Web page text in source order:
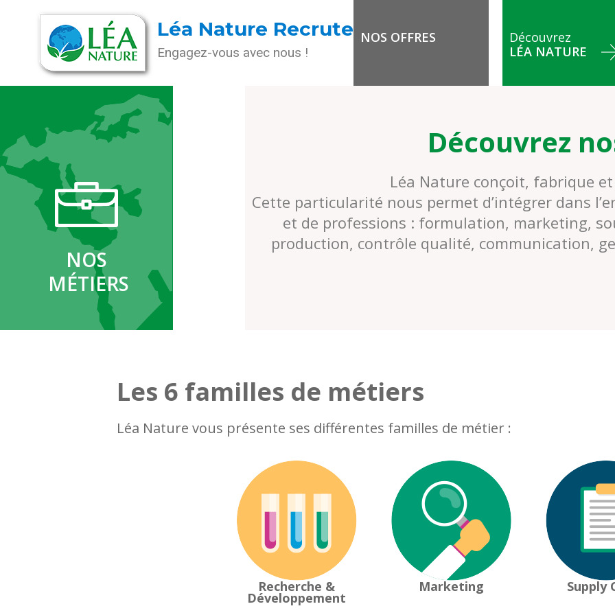
Léa Nature Recrute
Engagez-vous avec nous !
NOS OFFRES
Découvrez
LÉA NATURE
NOS
MÉTIERS
Découvrez
Léa Nature conçoit, fabrique
Cette particularité nous permet d’intégrer dans
et de professions : formulation, marketing,
production, contrôle qualité, communication,
Les 6 familles de métiers
Léa Nature vous présente ses différentes familles de métier :
Recherche &
Développement
Marketing Supply